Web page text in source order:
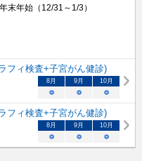
末年始（12/31～1/3）
フィ検査+子宮がん健診)
8月 9月 10月
○ ○ ○
フィ検査+子宮がん健診)
8月 9月 10月
○ ○ ○